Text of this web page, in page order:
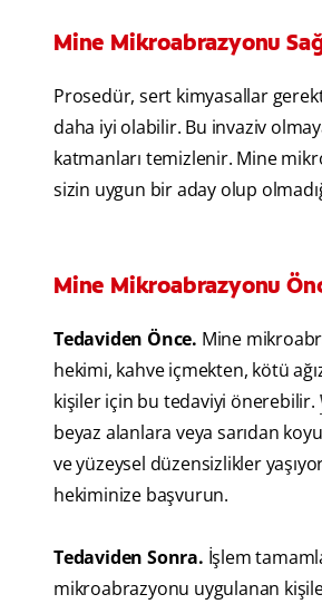
Mine Mikroabrazyonu
Prosedür, sert kimyasallar
daha iyi olabilir. Bu invaziv
katmanları temizlenir. Mine
sizin uygun bir aday olup
Mine Mikroabrazyonu
Tedaviden Önce. Mine
hekimi, kahve içmekten, kötü
kişiler için bu tedaviyi önerebilir.
beyaz alanlara veya sarıdan
ve yüzeysel düzensizlikler
hekiminize başvurun.
Tedaviden Sonra. İşlem
mikroabrazyonu uygulanan